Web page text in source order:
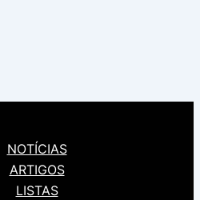
NOTÍCIAS
ARTIGOS
LISTAS